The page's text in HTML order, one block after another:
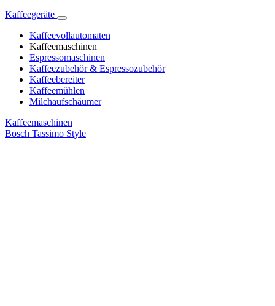
Kaffeegeräte
Kaffeevollautomaten
Kaffeemaschinen
Espressomaschinen
Kaffeezubehör & Espressozubehör
Kaffeebereiter
Kaffeemühlen
Milchaufschäumer
Kaffeemaschinen
Bosch Tassimo Style